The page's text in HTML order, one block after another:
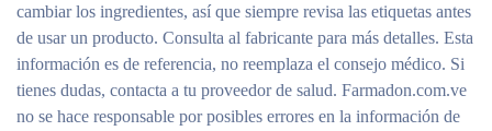
cambiar los ingredientes, así que siempre revisa las etiquetas antes
de usar un producto. Consulta al fabricante para más detalles. Esta
información es de referencia, no reemplaza el consejo médico. Si
tienes dudas, contacta a tu proveedor de salud. Farmadon.com.ve
no se hace responsable por posibles errores en la información de